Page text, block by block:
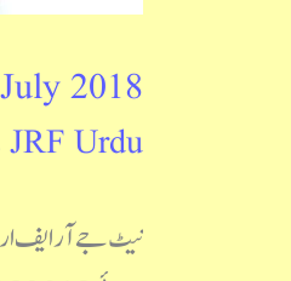
2018
Urdu